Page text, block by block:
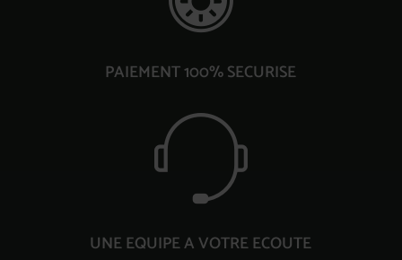
PAIEMENT 100% SECURISE
UNE EQUIPE A VOTRE ECOUTE